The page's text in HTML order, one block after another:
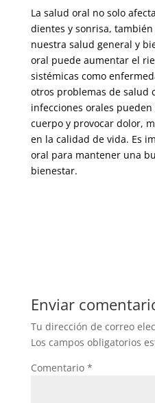
La salud oral no solo
dientes y sonrisa,
nuestra salud general y
oral puede aumentar el
sistémicas como
otros problemas de salud
infecciones orales
cuerpo y provocar dolor,
en la calidad de vida. Es
oral para mantener una
bienestar.
Enviar
Tu dirección de correo
Los campos obligatorios
Comentario *